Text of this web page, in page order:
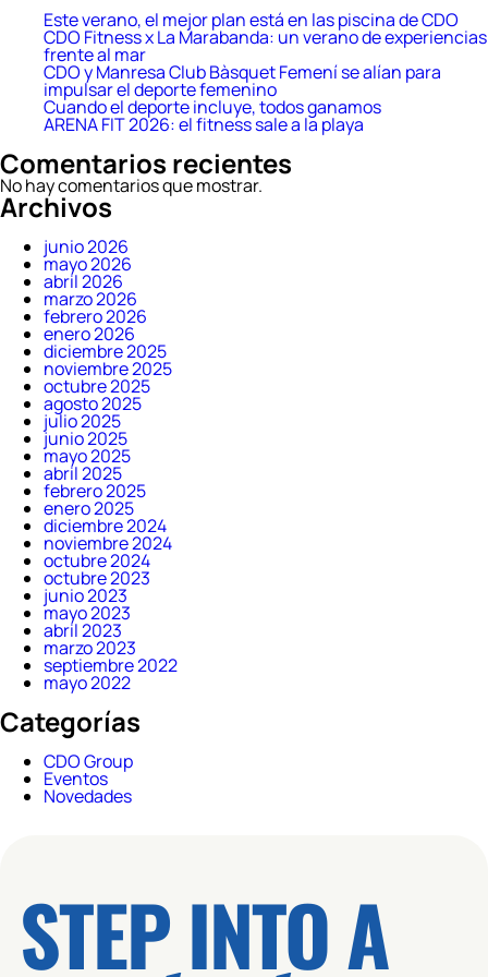
Este verano, el mejor plan está en las piscina de CDO
CDO Fitness x La Marabanda: un verano de experiencias
frente al mar
CDO y Manresa Club Bàsquet Femení se alían para
impulsar el deporte femenino
Cuando el deporte incluye, todos ganamos
ARENA FIT 2026: el fitness sale a la playa
Comentarios recientes
No hay comentarios que mostrar.
Archivos
junio 2026
mayo 2026
abril 2026
marzo 2026
febrero 2026
enero 2026
diciembre 2025
noviembre 2025
octubre 2025
agosto 2025
julio 2025
junio 2025
mayo 2025
abril 2025
febrero 2025
enero 2025
diciembre 2024
noviembre 2024
octubre 2024
octubre 2023
junio 2023
mayo 2023
abril 2023
marzo 2023
septiembre 2022
mayo 2022
Categorías
CDO Group
Eventos
Novedades
STEP INTO A